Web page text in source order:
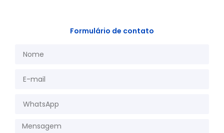
Formulário de contato